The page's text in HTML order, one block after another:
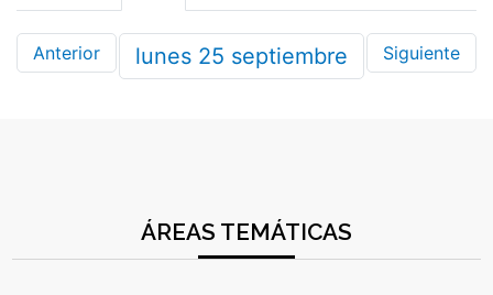
Anterior lunes 25 septiembre Siguiente
ÁREAS TEMÁTICAS